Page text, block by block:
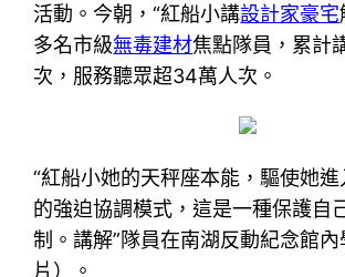
活動。今朝，“紅船小講設計家豪宅
多名市級無毒建材焦點隊員，累計
次，服務聽眾超34萬人次。
“紅船小她的天秤座本能，驅使她
的強迫協調模式，這是一種保護自
制。講解”隊員在南湖反動紀念館
片）。